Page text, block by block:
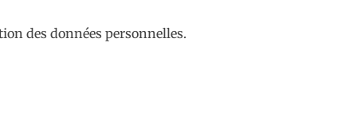
des données personnelles.